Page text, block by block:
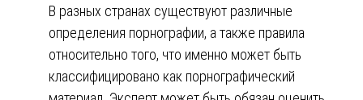
В разных странах существуют различные
определения порнографии, а также правила
относительно того, что именно может быть
классифицировано как порнографический